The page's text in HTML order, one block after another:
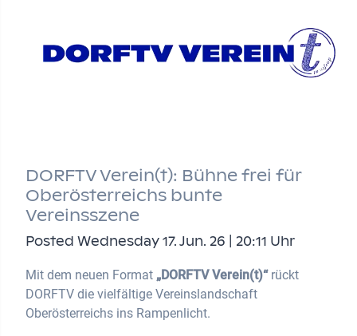
DORFTV Verein(t): Bühne frei für
Oberösterreichs bunte
Vereinsszene
Posted Wednesday 17. Jun. 26 | 20:11 Uhr
Mit dem neuen Format „DORFTV Verein(t)“rückt
DORFTV die vielfältige Vereinslandschaft
Oberösterreichs ins Rampenlicht.